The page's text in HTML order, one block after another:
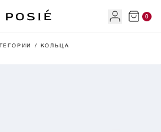
0
/ КОЛЬЦА